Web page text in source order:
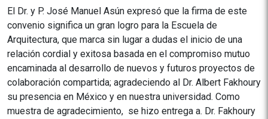
El Dr. y P. José Manuel Asún expresó que la firma de este
convenio significa un gran logro para la Escuela de
Arquitectura, que marca sin lugar a dudas el inicio de una
relación cordial y exitosa basada en el compromiso mutuo
encaminada al desarrollo de nuevos y futuros proyectos de
colaboración compartida; agradeciendo al Dr. Albert Fakhoury
su presencia en México y en nuestra universidad. Como
muestra de agradecimiento, se hizo entrega a. Dr. Fakhoury